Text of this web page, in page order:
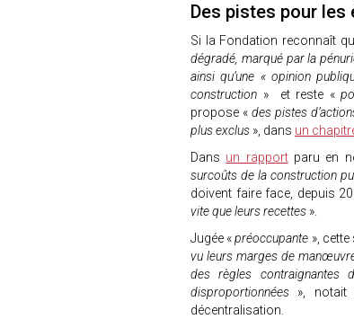
Des pistes pour les
Si la Fondation reconnaît
dégradé, marqué par la
ainsi qu’une « opinion
construction » et reste «
propose « des pistes
plus exclus », dans un
Dans un rapportparu en
surcoûts de la construction
doivent faire face, depuis
vite que leurs recettes ».
Jugée «préoccupante »,
vu leurs marges de
des règles contraignantes
disproportionnées », notait
décentralisation.